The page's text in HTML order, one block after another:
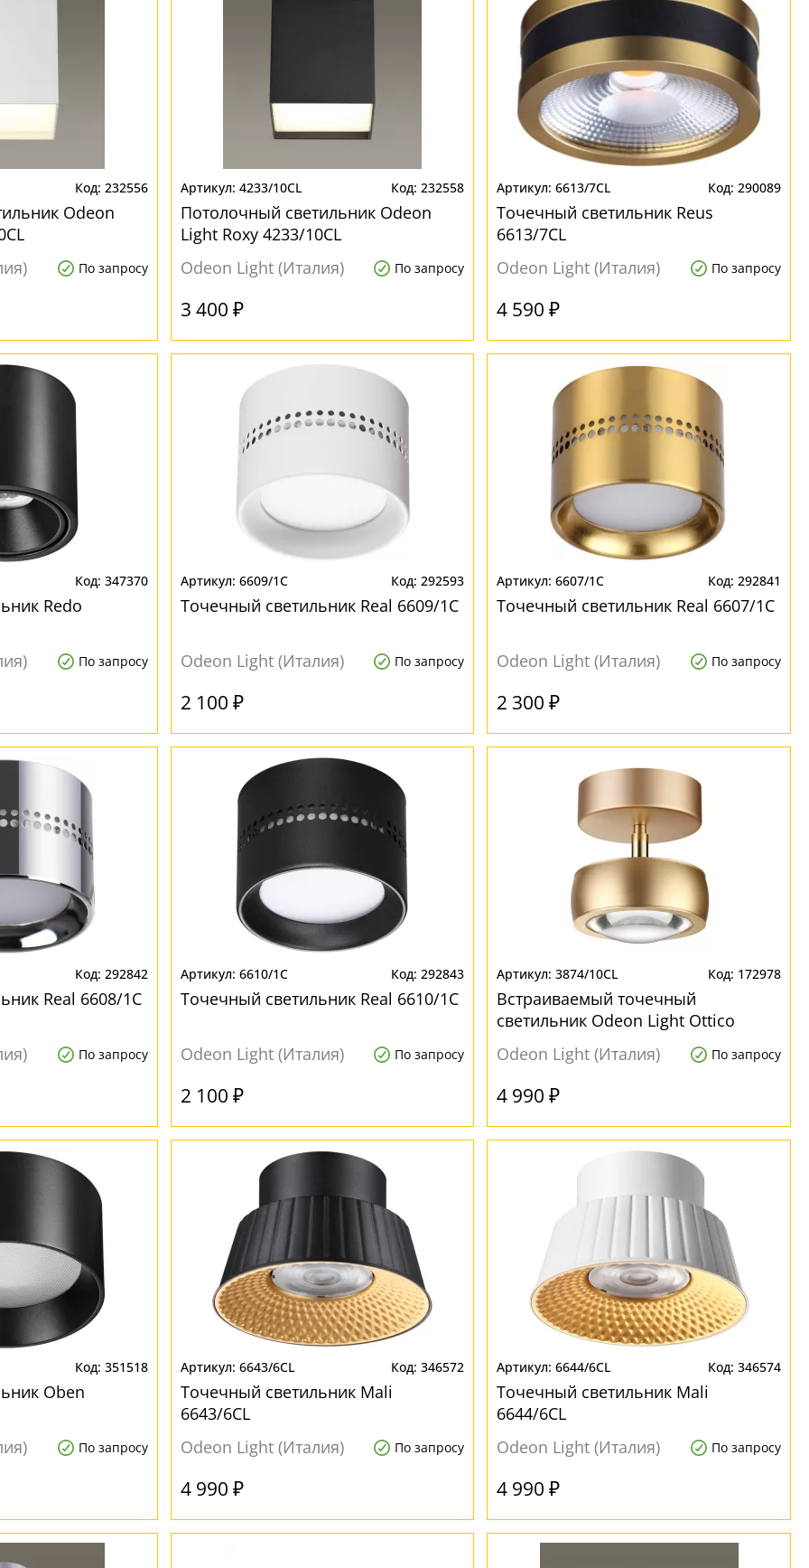
232556
Odeon
По запросу
4233/10CL 232558
Потолочный светильник Odeon
Light Roxy 4233/10CL
Odeon Light (Италия)
По запросу
3 400 ₽
6613/7CL 290089
Точечный светильник Reus
6613/7CL
Odeon Light (Италия)
По запросу
4 590 ₽
347370
Redo
По запросу
6609/1C 292593
Точечный светильник Real 6609/1C
Odeon Light (Италия) По запросу
2 100 ₽
6607/1C 292841
Точечный светильник Real 6607/1C
Odeon Light (Италия) По запросу
2 300 ₽
292842
Real 6608/1C
По запросу
6610/1C 292843
Точечный светильник Real 6610/1C
Odeon Light (Италия) По запросу
2 100 ₽
3874/10CL 172978
Встраиваемый точечный
светильник Odeon Light Ottico
3874/10CL
Odeon Light (Италия) По запросу
4 990 ₽
351518
Oben
По запросу
6643/6CL 346572
Точечный светильник Mali
6643/6CL
Odeon Light (Италия)
По запросу
4 990 ₽
6644/6CL 346574
Точечный светильник Mali
6644/6CL
Odeon Light (Италия)
По запросу
4 990 ₽